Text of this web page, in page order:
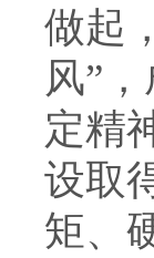
做起
风”
定精
设取
矩、